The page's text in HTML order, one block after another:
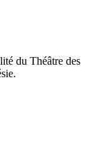
du Théâtre des